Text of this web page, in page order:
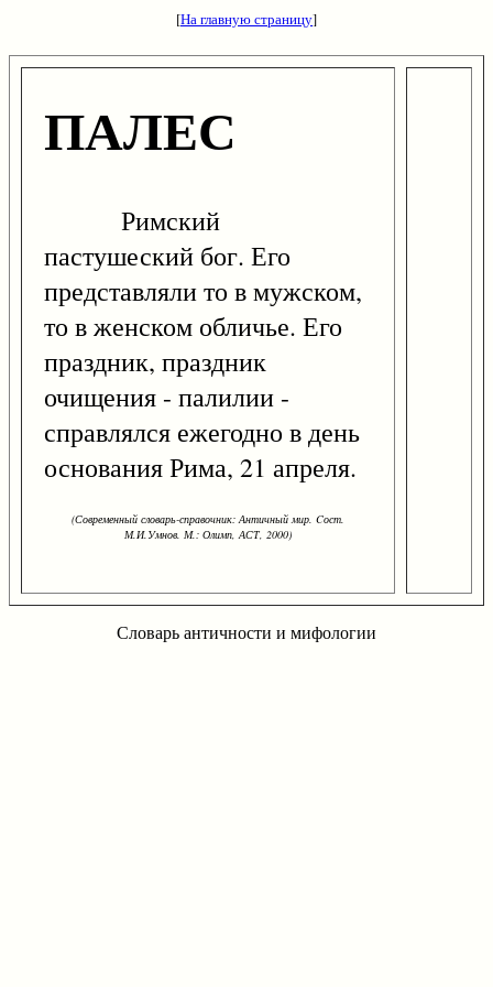
[На главную страницу]
ПАЛЕС
Римский
пастушеский бог. Его
представляли то в мужском,
то в женском обличье. Его
праздник, праздник
очищения - палилии -
справлялся ежегодно в день
основания Рима, 21 апреля.
(Современный словарь-справочник: Античный мир. Cост.
М.И.Умнов. М.: Олимп, АСТ, 2000)
Словарь античности и мифологии